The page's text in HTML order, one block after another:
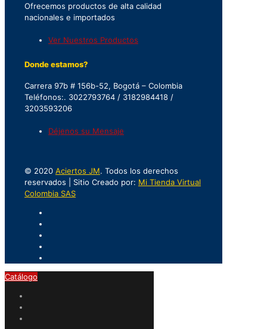
Ofrecemos productos de alta calidad
nacionales e importados
Ver Nuestros Productos
Donde estamos?
Carrera 97b # 156b-52, Bogotá – Colombia
Teléfonos:. 3022793764 / 3182984418 /
3203593206
Déjenos su Mensaje
© 2020 Aciertos JM. Todos los derechos
reservados | Sitio Creado por: Mi Tienda Virtual
Colombia SAS
Catálogo